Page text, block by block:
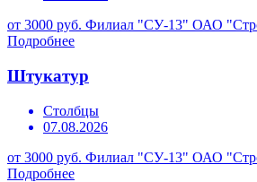
от 3000 руб. Филиал "СУ-13" ОАО
Подробнее
Штукатур
Столбцы
07.08.2026
от 3000 руб. Филиал "СУ-13" ОАО
Подробнее